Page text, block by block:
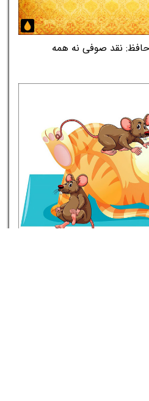
۱۵۹ دیوان حافظ: نقد صوفی نه همه